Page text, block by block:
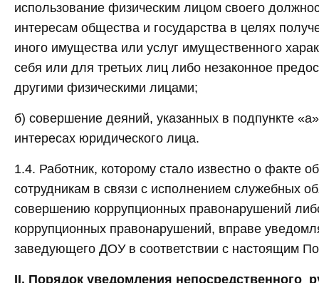
использование физическим лицом своего
интересам общества и государства в целях
иного имущества или услуг имущественного
себя или для третьих лиц либо незаконное
другими физическими лицами;
б) совершение деяний, указанных в подпункте
интересах юридического лица.
1.4. Работник, которому стало известно о факте
сотрудникам в связи с исполнением служебных
совершению коррупционных правонарушений
коррупционных правонарушений, вправе
заведующего ДОУ в соответствии с настоящим
II. Порядок уведомления непосредственного